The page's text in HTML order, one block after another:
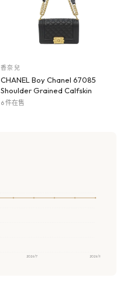
香奈兒
CHANEL Boy Chanel 67085
Shoulder Grained Calfskin
6 件在售
2026/7 2026/8